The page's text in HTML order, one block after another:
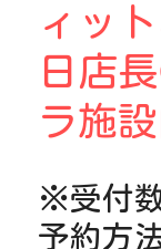
お問い合わ
ィッ
日店
ラ施
※受付
予約方